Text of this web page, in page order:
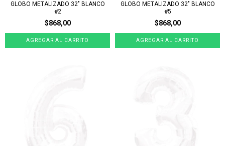
GLOBO METALIZADO 32" BLANCO
#2
$868,00
GLOBO METALIZADO 32" BLANCO
#5
$868,00